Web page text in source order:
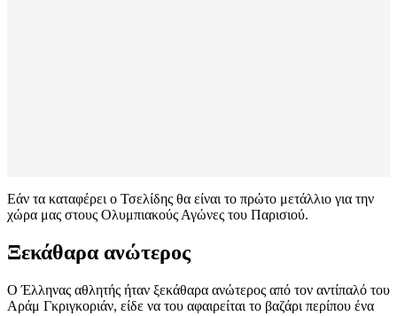
Εάν τα καταφέρει ο Τσελίδης θα είναι το πρώτο μετάλλιο για την
χώρα μας στους Ολυμπιακούς Αγώνες του Παρισιού.
Ξεκάθαρα ανώτερος
Ο Έλληνας αθλητής ήταν ξεκάθαρα ανώτερος από τον αντίπαλό του
Αράμ Γκριγκοριάν, είδε να του αφαιρείται το βαζάρι περίπου ένα